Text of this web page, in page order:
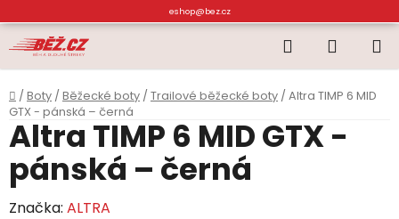
na
obsah
eshop@bez.cz
Hledat
KOŠÍK
Domů
/ Boty / Běžecké boty / Trailové běžecké boty / Altra TIMP 6 MID
GTX - pánská – černá
Altra TIMP 6 MID GTX -
pánská – černá
Značka: ALTRA